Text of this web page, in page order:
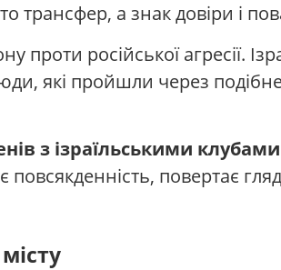
трансфер, а знак довіри і
проти російської агресії.
які пройшли через
з ізраїльськими клубами
повертає